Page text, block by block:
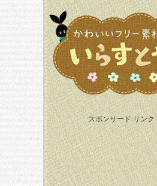
スポンサード リンク